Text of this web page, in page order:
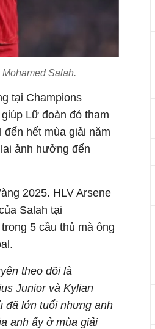
Salah.
tại Champions
Lữ đoàn đỏ tham
hết mùa giải năm
ảnh hưởng đến
2025. HLV Arsene
Salah tại
5 cầu thủ mà ông
theo dõi là
Junior và Kylian
đã lớn tuổi nhưng anh
anh ấy ở mùa giải